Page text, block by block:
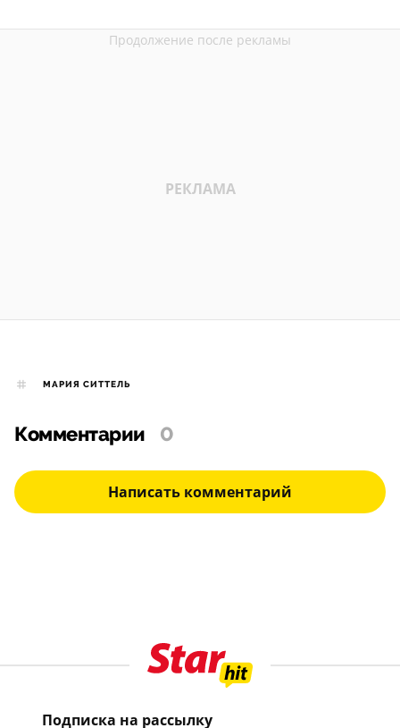
МАРИЯ СИТТЕЛЬ
Комментарии 0
Написать комментарий
Подписка на рассылку